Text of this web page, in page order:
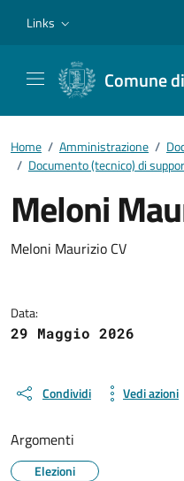
Links
Comune
Home / Amministrazione /
/ Documento (tecnico) di
Meloni
Dettagli del
Meloni Maurizio CV
Data:
29 Maggio 2026
Condividi Vedi azioni
Argomenti
Elezioni